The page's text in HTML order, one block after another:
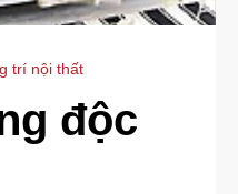
trí nội thất
độc